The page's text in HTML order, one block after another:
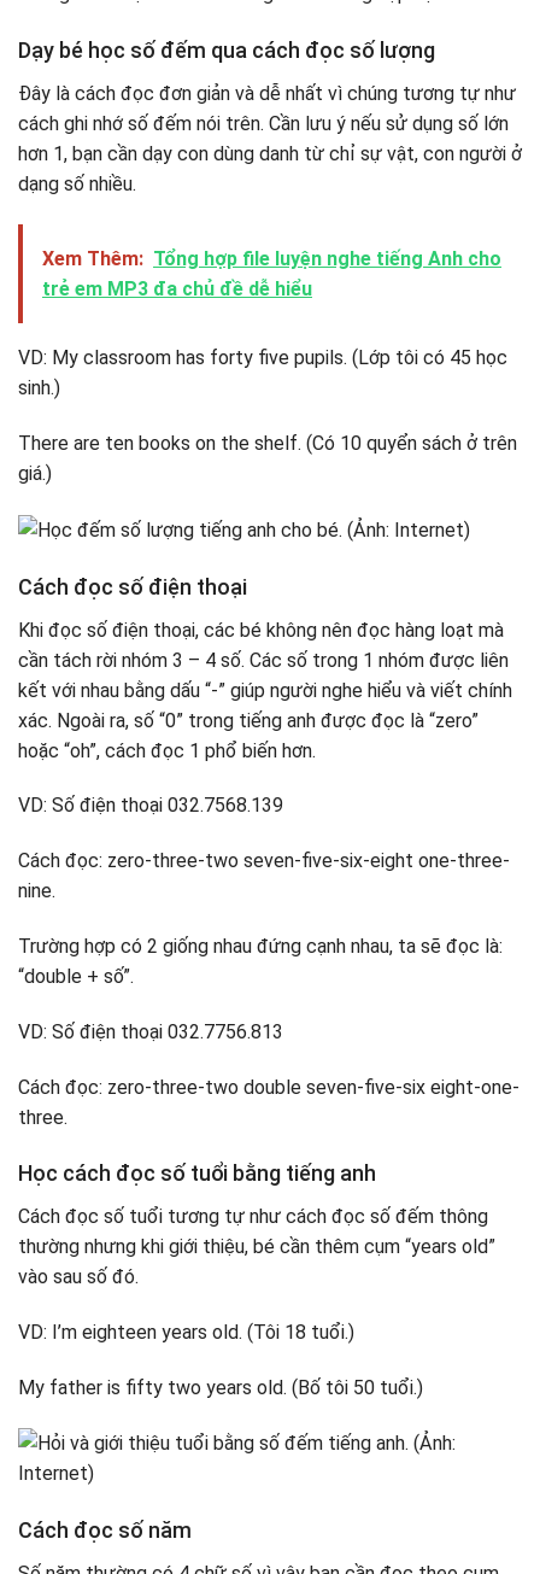
Dạy bé học số đếm qua cách đọc số lượng
Đây là cách đọc đơn giản và dễ nhất vì chúng tương tự như
cách ghi nhớ số đếm nói trên. Cần lưu ý nếu sử dụng số lớn
hơn 1, bạn cần dạy con dùng danh từ chỉ sự vật, con người ở
dạng số nhiều.
Xem Thêm: Tổng hợp file luyện nghe tiếng Anh cho
trẻ em MP3 đa chủ đề dễ hiểu
VD: My classroom has forty five pupils. (Lớp tôi có 45 học
sinh.)
There are ten books on the shelf. (Có 10 quyển sách ở trên
giá.)
Cách đọc số điện thoại
Khi đọc số điện thoại, các bé không nên đọc hàng loạt mà
cần tách rời nhóm 3 – 4 số. Các số trong 1 nhóm được liên
kết với nhau bằng dấu “-” giúp người nghe hiểu và viết chính
xác. Ngoài ra, số “0” trong tiếng anh được đọc là “zero”
hoặc “oh”, cách đọc 1 phổ biến hơn.
VD: Số điện thoại 032.7568.139
Cách đọc: zero-three-two seven-five-six-eight one-three-
nine.
Trường hợp có 2 giống nhau đứng cạnh nhau, ta sẽ đọc là:
“double + số”.
VD: Số điện thoại 032.7756.813
Cách đọc: zero-three-two double seven-five-six eight-one-
three.
Học cách đọc số tuổi bằng tiếng anh
Cách đọc số tuổi tương tự như cách đọc số đếm thông
thường nhưng khi giới thiệu, bé cần thêm cụm “years old”
vào sau số đó.
VD: I’m eighteen years old. (Tôi 18 tuổi.)
My father is fifty two years old. (Bố tôi 50 tuổi.)
Cách đọc số năm